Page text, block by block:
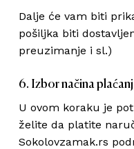
Dalje će vam biti
pošiljka biti
preuzimanje i sl.)
6. Izbor načina
U ovom koraku je
želite da platite
Sokolovzamak.rs